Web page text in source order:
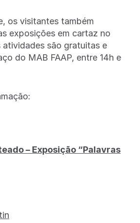
os visitantes também
exposições em cartaz no
atividades são gratuitas e
do MAB FAAP, entre 14h e
– Exposição “Palavras